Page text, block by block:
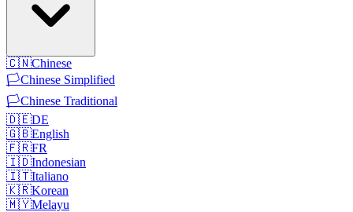
🇨🇳Chinese
🏳️Chinese Simplified
🏳️Chinese Traditional
🇩🇪DE
🇬🇧English
🇫🇷FR
🇮🇩Indonesian
🇮🇹Italiano
🇰🇷Korean
🇲🇾Melayu